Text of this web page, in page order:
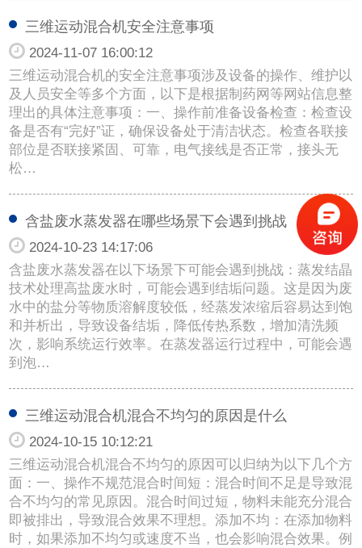
三维运动混合机安全注意事项
2024-11-07 16:00:12
三维运动混合机的安全注意事项涉及设备的操作、维护以
及人员安全等多个方面，以下是根据制药网等网站信息整
理出的具体注意事项：一、操作前准备设备检查：检查设
备是否有“完好”证，确保设备处于清洁状态。检查各联接
部位是否联接紧固、可靠，电气接线是否正常，接头无
松…
含盐废水蒸发器在哪些场景下会遇到挑战
2024-10-23 14:17:06
含盐废水蒸发器在以下场景下可能会遇到挑战：蒸发结晶
技术处理高盐废水时，可能会遇到结垢问题。这是因为废
水中的盐分等物质溶解度较低，经蒸发浓缩后容易达到饱
和并析出，导致设备结垢，降低传热系数，增加清洗频
次，影响系统运行效率。在蒸发器运行过程中，可能会遇
到泡…
三维运动混合机混合不均匀的原因是什么
2024-10-15 10:12:21
三维运动混合机混合不均匀的原因可以归纳为以下几个方
面：一、操作不规范混合时间短：混合时间不足是导致混
合不均匀的常见原因。混合时间过短，物料未能充分混合
即被排出，导致混合效果不理想。添加不均：在添加物料
时，如果添加不均匀或速度不当，也会影响混合效果。例